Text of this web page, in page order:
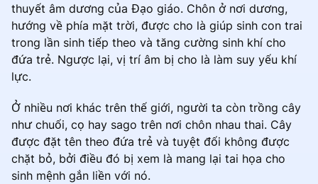
thuyết âm dương của Đạo giáo. Chôn ở nơi dương,
hướng về phía mặt trời, được cho là giúp sinh con trai
trong lần sinh tiếp theo và tăng cường sinh khí cho
đứa trẻ. Ngược lại, vị trí âm bị cho là làm suy yếu khí
lực.
Ở nhiều nơi khác trên thế giới, người ta còn trồng cây
như chuối, cọ hay sago trên nơi chôn nhau thai. Cây
được đặt tên theo đứa trẻ và tuyệt đối không được
chặt bỏ, bởi điều đó bị xem là mang lại tai họa cho
sinh mệnh gắn liền với nó.